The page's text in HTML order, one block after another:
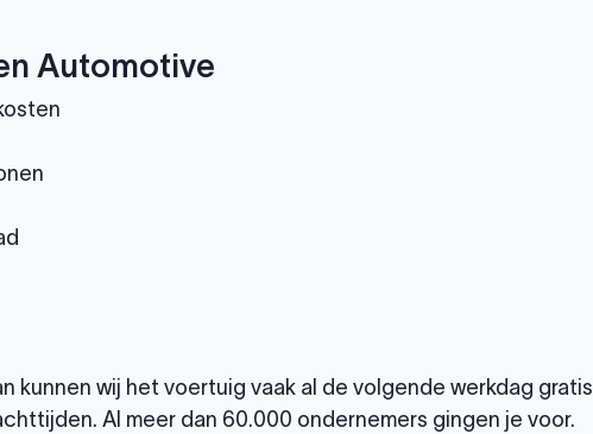
Automotive
kunnen wij het voertuig vaak al de volgende werkdag gratis
Al meer dan 60.000 ondernemers gingen je voor.